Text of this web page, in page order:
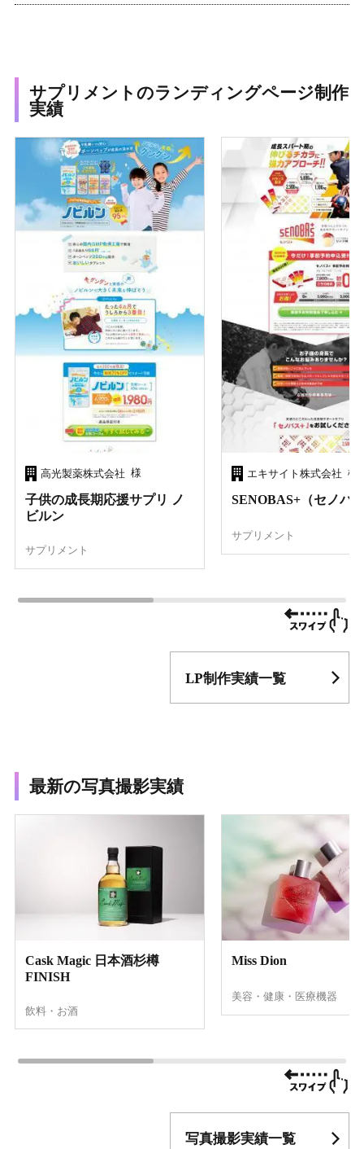
サプリメントのランディングページ制作
実績
高光製薬株式会社 様
子供の成長期応援サプリ ノ
ビルン
サプリメント
エキサイト株式会社 様
SENOBAS+（セノバ
サプリメント
LP制作実績一覧
最新の写真撮影実績
Cask Magic 日本酒杉樽
FINISH
飲料・お酒
Miss Dion
美容・健康・医療機器
写真撮影実績一覧